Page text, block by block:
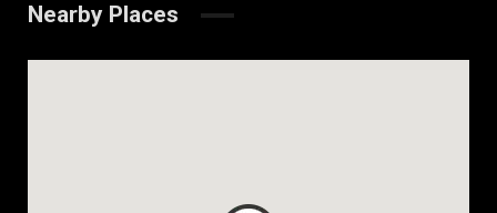
Nearby Places